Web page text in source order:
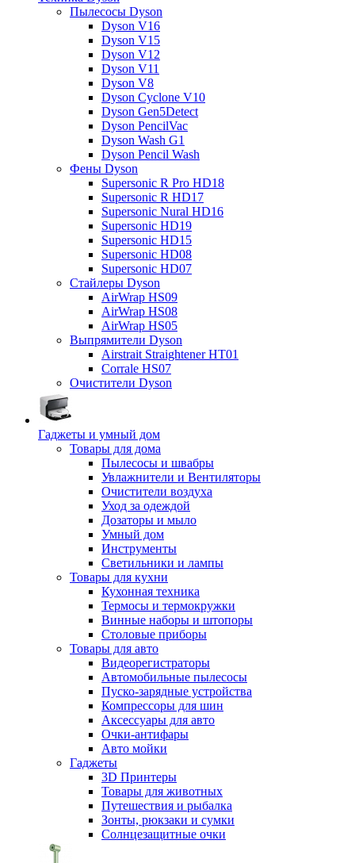
Пылесосы Dyson
Dyson V16
Dyson V15
Dyson V12
Dyson V11
Dyson V8
Dyson Cyclone V10
Dyson Gen5Detect
Dyson PencilVac
Dyson Wash G1
Dyson Pencil Wash
Фены Dyson
Supersonic R Pro HD18
Supersonic R HD17
Supersonic Nural HD16
Supersonic HD19
Supersonic HD15
Supersonic HD08
Supersonic HD07
Стайлеры Dyson
AirWrap HS09
AirWrap HS08
AirWrap HS05
Выпрямители Dyson
Airstrait Straightener HT01
Corrale HS07
Очистители Dyson
Гаджеты и умный дом
Товары для дома
Пылесосы и швабры
Увлажнители и Вентиляторы
Очистители воздуха
Уход за одеждой
Дозаторы и мыло
Умный дом
Инструменты
Светильники и лампы
Товары для кухни
Кухонная техника
Термосы и термокружки
Винные наборы и штопоры
Столовые приборы
Товары для авто
Видеорегистраторы
Автомобильные пылесосы
Пуско-зарядные устройства
Компрессоры для шин
Аксессуары для авто
Очки-антифары
Авто мойки
Гаджеты
3D Принтеры
Товары для животных
Путешествия и рыбалка
Зонты, рюкзаки и сумки
Солнцезащитные очки